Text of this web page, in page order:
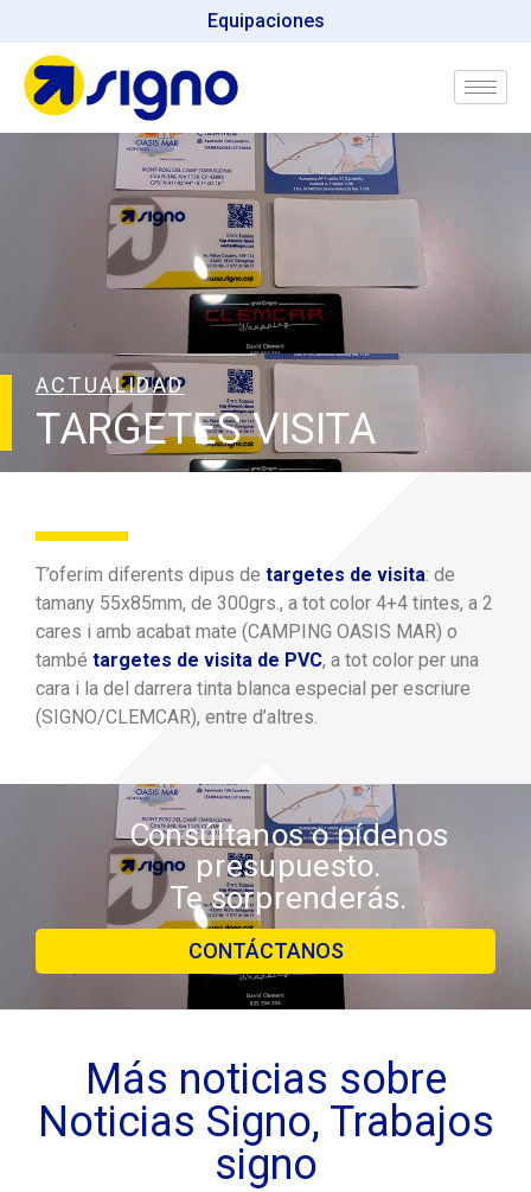
Equipaciones
ACTUALIDAD
TARGETES VISITA
T’oferim diferents dipus de targetes de visita: de
tamany 55x85mm, de 300grs., a tot color 4+4 tintes, a 2
cares i amb acabat mate (CAMPING OASIS MAR) o
també targetes de visita de PVC, a tot color per una
cara i la del darrera tinta blanca especial per escriure
(SIGNO/CLEMCAR), entre d’altres.
Consúltanos o pídenos
presupuesto.
Te sorprenderás.
CONTÁCTANOS
Más noticias sobre
Noticias Signo, Trabajos
signo